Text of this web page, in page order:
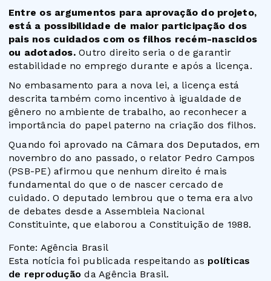
Entre os argumentos para aprovação do projeto,
está a possibilidade de maior participação dos
pais nos cuidados com os filhos recém-nascidos
ou adotados.Outro direito seria o de garantir
estabilidade no emprego durante e após a licença.
No embasamento para a nova lei, a licença está
descrita também como incentivo à igualdade de
gênero no ambiente de trabalho, ao reconhecer a
importância do papel paterno na criação dos filhos.
Quando foi aprovado na Câmara dos Deputados, em
novembro do ano passado, o relator Pedro Campos
(PSB-PE) afirmou que nenhum direito é mais
fundamental do que o de nascer cercado de
cuidado. O deputado lembrou que o tema era alvo
de debates desde a Assembleia Nacional
Constituinte, que elaborou a Constituição de 1988.
Fonte: Agência Brasil
Esta notícia foi publicada respeitando as políticas
de reprodução da Agência Brasil.